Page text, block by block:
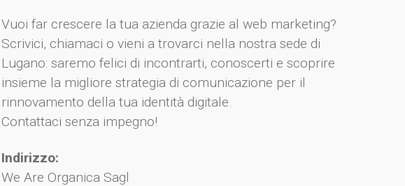
Vuoi far crescere la tua azienda grazie al web marketing?
Scrivici, chiamaci o vieni a trovarci nella nostra sede di
Lugano: saremo felici di incontrarti, conoscerti e scoprire
insieme la migliore strategia di comunicazione per il
rinnovamento della tua identità digitale.
Contattaci senza impegno!
Indirizzo:
We Are Organica Sagl